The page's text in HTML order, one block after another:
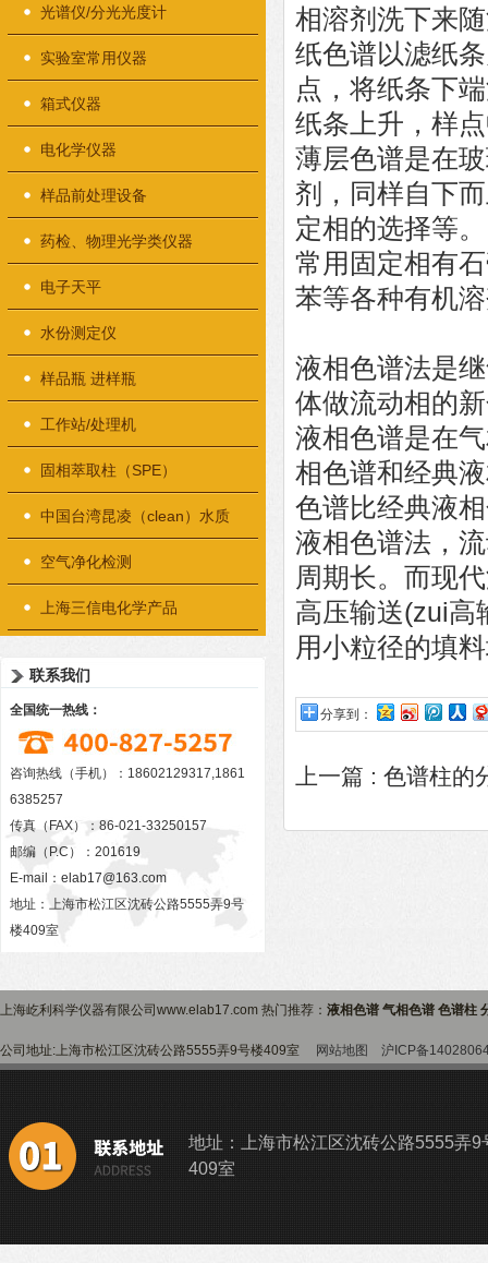
光谱仪/分光光度计
实验室常用仪器
箱式仪器
电化学仪器
样品前处理设备
药检、物理光学类仪器
电子天平
水份测定仪
样品瓶 进样瓶
工作站/处理机
固相萃取柱（SPE）
中国台湾昆凌（clean）水质
检测仪器
空气净化检测
上海三信电化学产品
联系我们
全国统一热线：
咨询热线（手机）：18602129317,1861
6385257
传真（FAX）：86-021-33250157
邮编（P.C）：201619
E-mail： elab17@163.com
地址：上海市松江区沈砖公路5555弄9号
楼409室
相溶剂洗下来
纸色谱以滤纸
点，将纸条下
纸条上升，样
薄层色谱是在
剂，同样自下
定相的选择等。
常用固定相有
苯等各种有机
液相色谱法是
体做流动相的
液相色谱是在
相色谱和经典
色谱比经典液
液相色谱法，
周期长。而现
高压输送(zui高
用小粒径的填
分享到：
上一篇 : 色谱柱的
上海屹利科学仪器有限公司www.elab17.com 热门推荐： 液相色谱 气相色谱 色谱柱
公司地址:上海市松江区沈砖公路5555弄9号楼409室 网站地图 沪ICP备
地址：上海市松江区沈砖公路5555弄9
409室